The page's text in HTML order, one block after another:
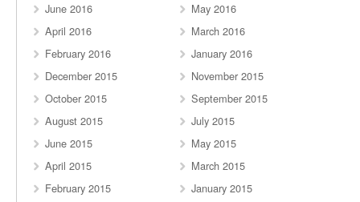
June 2016
May 2016
April 2016
March 2016
February 2016
January 2016
December 2015
November 2015
October 2015
September 2015
August 2015
July 2015
June 2015
May 2015
April 2015
March 2015
February 2015
January 2015